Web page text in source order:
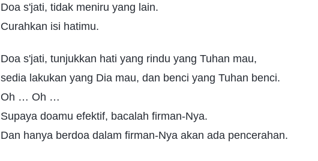
Doa s'jati, tidak meniru yang lain.
Curahkan isi hatimu.
Doa s'jati, tunjukkan hati yang rindu yang Tuhan mau,
sedia lakukan yang Dia mau, dan benci yang Tuhan benci.
Oh … Oh …
Supaya doamu efektif, bacalah firman-Nya.
Dan hanya berdoa dalam firman-Nya akan ada pencerahan.